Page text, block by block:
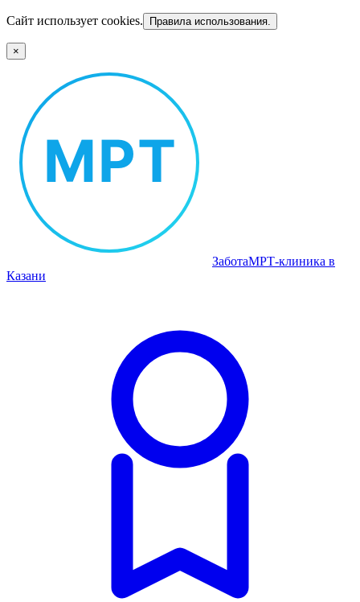
Сайт использует cookies. Правила использования.
×
ЗаботаМРТ‑клиника в
Казани